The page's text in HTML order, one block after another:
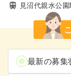
見沼代親水公
最新の募集